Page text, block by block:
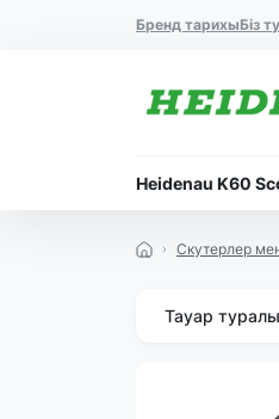
Бренд тарихыБіз
Heidenau K60
Скутерлер
Тауар